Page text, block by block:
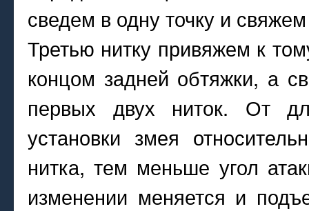
сведем в одну точку и
Третью нитку привяжем к
концом задней обтяжки, а
первых двух ниток. От
установки змея
нитка, тем меньше угол
изменении меняется и